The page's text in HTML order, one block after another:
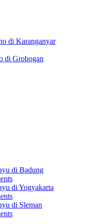
di Karanganyar
di Grobogan
di Badung
di Yogyakarta
di Sleman